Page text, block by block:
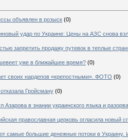
объявлен в розыск (0)
удар по Украине: Цены на АЗС снова
запретить продажу путевок в теплые
уже в ближайшее время? (0)
своих нардепов «крепостными». ФОТО (0)
Гройсману (0)
Азарова в знании украинского языка и
православная церковь огласила новый
самые большие денежные потоки в Украину.